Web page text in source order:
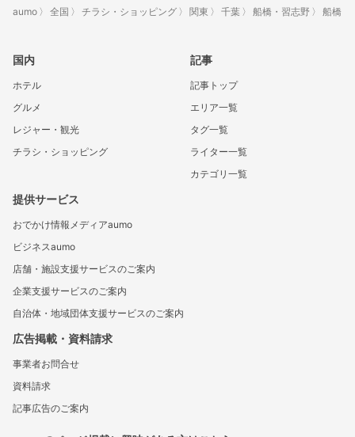
aumo
全国 チラシ・ショッピング 関東 千葉 船橋・習志野 船橋
国内
ホテル
グルメ
レジャー・観光
チラシ・ショッピング
記事
記事トップ
エリア一覧
タグ一覧
ライター一覧
カテゴリ一覧
提供サービス
おでかけ情報メディアaumo
ビジネスaumo
店舗・施設支援サービスのご案内
企業支援サービスのご案内
自治体・地域団体支援サービスのご案内
広告掲載・資料請求
事業者お問合せ
資料請求
記事広告のご案内